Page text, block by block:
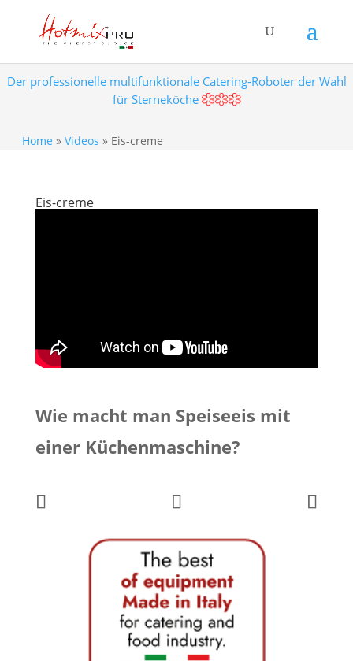
Der professionelle multifunktionale Catering-Roboter der Wahl
für Sterneköche
Home » Videos » Eis-creme
Eis-creme
Wie macht man Speiseeis mit
einer Küchenmaschine?